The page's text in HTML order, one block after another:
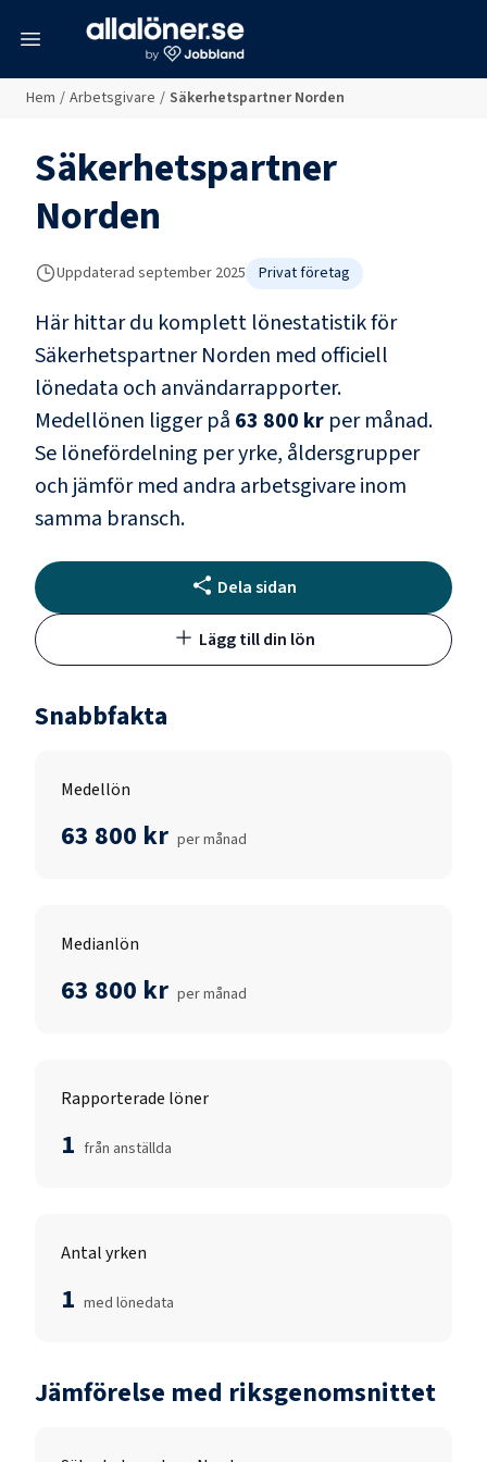
Hem / Arbetsgivare / Säkerhetspartner Norden
Säkerhetspartner
Norden
Uppdaterad september 2025 Privat företag
Här hittar du komplett lönestatistik för
Säkerhetspartner Norden med officiell
lönedata och användarrapporter.
Medellönen ligger på 63 800 kr per månad.
Se lönefördelning per yrke, åldersgrupper
och jämför med andra arbetsgivare inom
samma bransch.
Dela sidan
Lägg till din lön
Snabbfakta
Medellön
63 800 kr per månad
Medianlön
63 800 kr per månad
Rapporterade löner
1 från anställda
Antal yrken
1 med lönedata
Jämförelse med riksgenomsnittet